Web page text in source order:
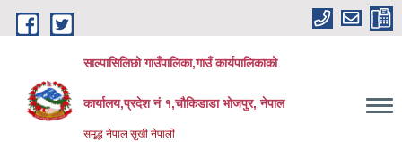
Skip to main content
साल्पासिलिछो गाउँपालिका,गाउँ कार्यपालिकाको
कार्यालय,प्रदेश नं १,चौकिडाडा भोजपुर, नेपाल
समृद्ध नेपाल सुखी नेपाली